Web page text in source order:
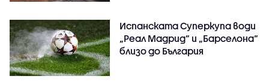
Испанската Суперкупа води
„Реал Мадрид“ и „Барселона“
близо до България